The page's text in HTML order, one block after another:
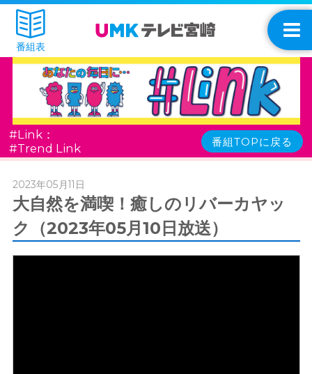
番組表
#Link：
#Trend Link
番組TOPに戻る
2023年05月11日
大自然を満喫！癒しのリバーカヤッ
ク（2023年05月10日放送）